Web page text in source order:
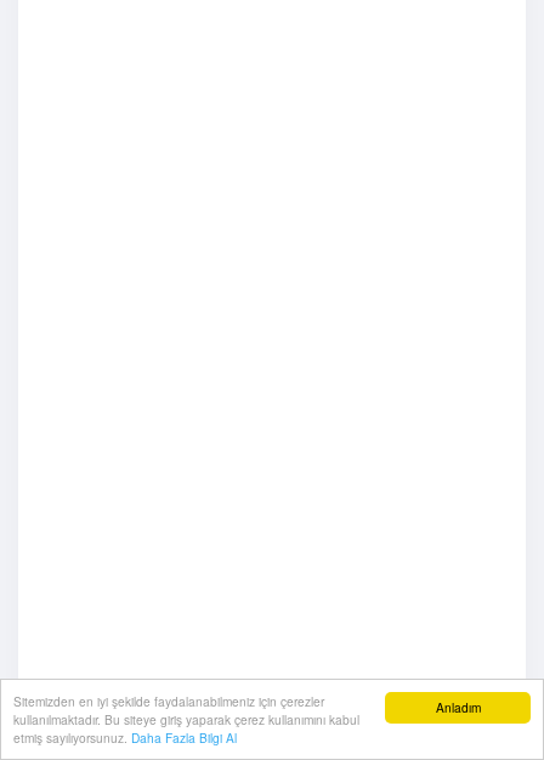
Anladım
Sitemizden en iyi şekilde faydalanabilmeniz için çerezler
kullanılmaktadır. Bu siteye giriş yaparak çerez kullanımını kabul
etmiş sayılıyorsunuz. Daha Fazla Bilgi Al